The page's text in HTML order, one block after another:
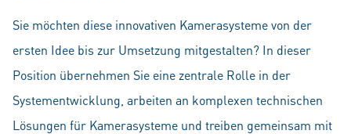
Sie möchten diese innovativen Kamerasysteme von der
ersten Idee bis zur Umsetzung mitgestalten? In dieser
Position übernehmen Sie eine zentrale Rolle in der
Systementwicklung, arbeiten an komplexen technischen
Lösungen für Kamerasysteme und treiben gemeinsam mit